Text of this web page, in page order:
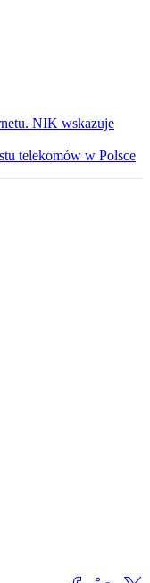
NIK wskazuje
telekomów w Polsce